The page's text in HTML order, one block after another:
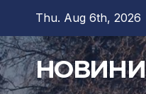
content
Thu. Aug 6th, 2026
НОВИНИ